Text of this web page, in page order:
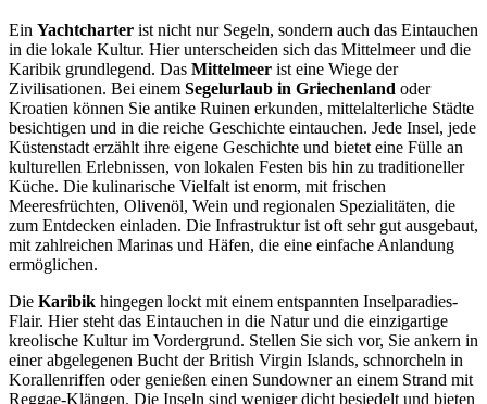
Ein Yachtcharter ist nicht nur Segeln, sondern auch das Eintauchen
in die lokale Kultur. Hier unterscheiden sich das Mittelmeer und die
Karibik grundlegend. Das Mittelmeer ist eine Wiege der
Zivilisationen. Bei einem Segelurlaub in Griechenland oder
Kroatien können Sie antike Ruinen erkunden, mittelalterliche Städte
besichtigen und in die reiche Geschichte eintauchen. Jede Insel, jede
Küstenstadt erzählt ihre eigene Geschichte und bietet eine Fülle an
kulturellen Erlebnissen, von lokalen Festen bis hin zu traditioneller
Küche. Die kulinarische Vielfalt ist enorm, mit frischen
Meeresfrüchten, Olivenöl, Wein und regionalen Spezialitäten, die
zum Entdecken einladen. Die Infrastruktur ist oft sehr gut ausgebaut,
mit zahlreichen Marinas und Häfen, die eine einfache Anlandung
ermöglichen.
Die Karibik hingegen lockt mit einem entspannten Inselparadies-
Flair. Hier steht das Eintauchen in die Natur und die einzigartige
kreolische Kultur im Vordergrund. Stellen Sie sich vor, Sie ankern in
einer abgelegenen Bucht der British Virgin Islands, schnorcheln in
Korallenriffen oder genießen einen Sundowner an einem Strand mit
Reggae-Klängen. Die Inseln sind weniger dicht besiedelt und bieten